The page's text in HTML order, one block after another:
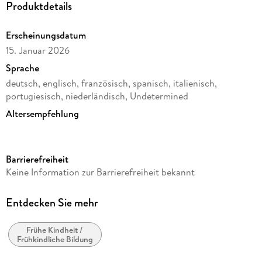
Produktdetails
Erscheinungsdatum
15. Januar 2026
Sprache
deutsch, englisch, französisch, spanisch, italienisch,
portugiesisch, niederländisch, Undetermined
Altersempfehlung
3D Puzzles (Ravensburger)
Verlag/Hersteller
Rätsel
Material
Barrierefreiheit
Keine Information zur Barrierefreiheit bekannt
Entdecken Sie mehr
Frühe Kindheit /
Frühkindliche Bildung